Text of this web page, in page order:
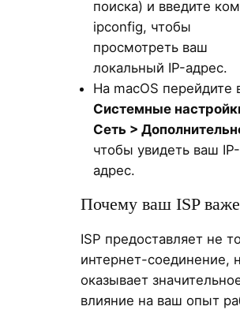
поиска) и введите
ipconfig, чтобы
просмотреть ваш
локальный IP-адрес.
На macOS перейдите
Системные
Сеть >
чтобы увидеть ваш IP-
адрес.
Почему ваш ISP
ISP предоставляет не
интернет-соединение,
оказывает
влияние на ваш опыт